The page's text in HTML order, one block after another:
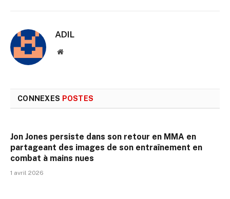
ADIL
Site
CONNEXES POSTES
Jon Jones persiste dans son retour en MMA en
partageant des images de son entraînement en
combat à mains nues
1 avril 2026